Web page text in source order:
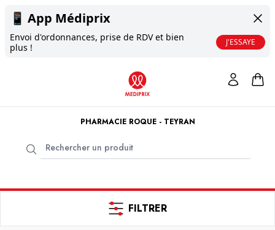
📱 App Médiprix
Envoi d'ordonnances, prise de RDV et bien
plus !
J'ESSAYE
PHARMACIE ROQUE - TEYRAN
FILTRER